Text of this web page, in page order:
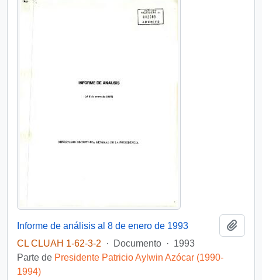
Informe de análisis al 8 de enero de 1993
CL CLUAH 1-62-3-2
· Documento · 1993
Parte de Presidente Patricio Aylwin Azócar (1990-
1994)